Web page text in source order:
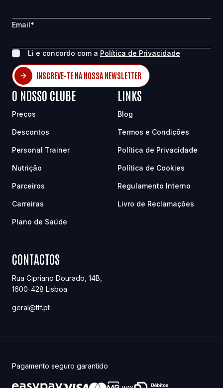
Email*
Li e concordo com a Política de Privacidade
INSCREVE-TE NA NOSSA NEWSLETTER
O NOSSO CLUBE
Preços
Descontos
Personal Trainer
Nutrição
Parceiros
Carreiras
Plano de Saúde
LINKS
Blog
Termos e Condições
Política de Privacidade
Política de Cookies
Regulamento Interno
Livro de Reclamações
CONTACTOS
Rua Cipriano Dourado, 14B
1600-428 Lisboa
geral@ttf.pt
Pagamento seguro garantido